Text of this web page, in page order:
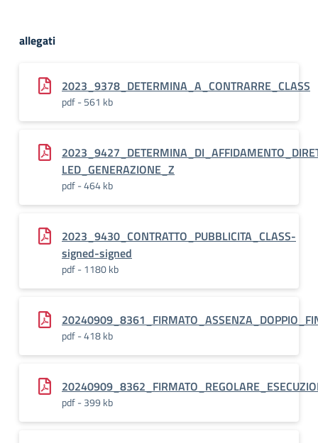
allegati
2023_9378_DETERMINA_A_CONTRARRE_CLASS
pdf - 561 kb
LED_GENERAZIONE_Z
pdf - 464 kb
2023_9430_CONTRATTO_PUBBLICITA_CLASS-
signed-signed
pdf - 1180 kb
pdf - 418 kb
pdf - 399 kb